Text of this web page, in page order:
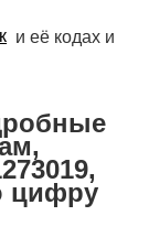
и её кодах и
цифру